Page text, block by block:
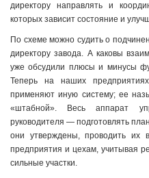
директору направлять и
которых зависит состояние и
По схеме можно судить о
директору завода. А каковы
уже обсудили плюсы и минусы
Теперь на наших
применяют иную систему; ее
«штабной». Весь аппарат
руководителя — подготовлять
они утверждены, проводить их
предприятия и цехам, учитывая
сильные участки.